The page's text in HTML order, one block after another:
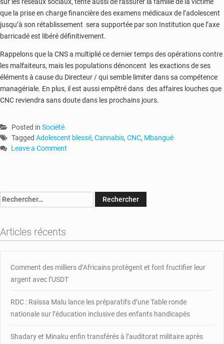
que la prise en charge financière des examens médicaux de l’adolescent
jusqu’à son rétablissement sera supportée par son Institution que l’axe
barricadé est libéré définitivement.
Rappelons que la CNS a multiplié ce dernier temps des opérations contre
les malfaiteurs, mais les populations dénoncent les exactions de ses
éléments à cause du Directeur / qui semble limiter dans sa compétence
managériale. En plus, il est aussi empêtré dans des affaires louches que
CNC reviendra sans doute dans les prochains jours.
Posted in Société
Tagged Adolescent blessé, Cannabis, CNC, Mbangué
Leave a Comment
adolescent
une
opération
la
nationale
sécurité
Rechercher :
Articles récents
Comment des milliers d’Africains protègent et font fructifier leur
argent avec l’USDT
RDC : Raïssa Malu lance les préparatifs d’une Table ronde
nationale sur l’éducation inclusive des enfants handicapés
Shadary et Minaku enfin transférés à l’auditorat militaire après